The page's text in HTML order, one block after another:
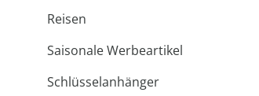
Reisen
Saisonale Werbeartikel
Schlüsselanhänger